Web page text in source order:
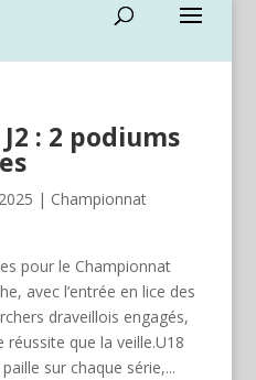
J2 : 2 podiums
| Championnat
pour le Championnat
avec l’entrée en lice des
draveillois engagés,
que la veille.U18
sur chaque série,...